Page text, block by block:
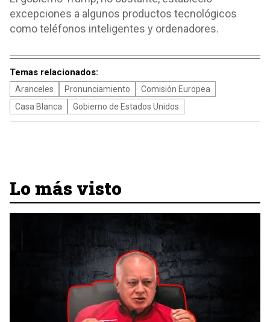
excepciones a algunos productos tecnológicos
como teléfonos inteligentes y ordenadores.
Temas relacionados:
Aranceles Pronunciamiento
Comisión Europea
Casa Blanca
Gobierno de Estados Unidos
Lo más visto